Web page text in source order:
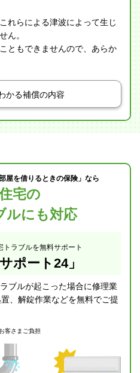
れらによる津波によって生じ
ん。
ともできませんので、あらか
かる補償の内容
屋を借りるときの保険」なら
宅の
ルにも対応
トラブルを無料サポート
ポート24」
ブルが起こった場合に修理業
、解錠作業などを無料でご提
客さまご負担